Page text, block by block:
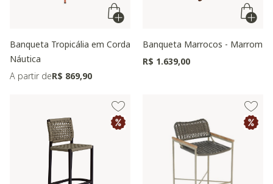
Banqueta Tropicália em Corda
Náutica
A partir deR$ 869,90
Banqueta Marrocos - Marrom
R$ 1.639,00